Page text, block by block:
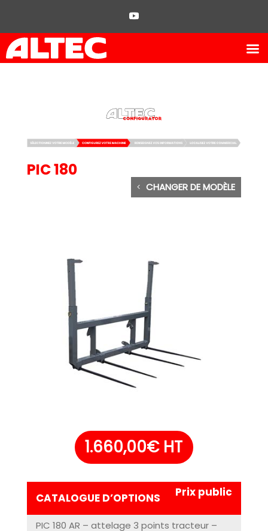
PIC 180
CHANGER DE MODÈLE
1.660,00€ HT
CATALOGUE D’OPTIONS Prix public
PIC 180 AR – attelage 3 points tracteur –